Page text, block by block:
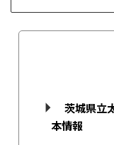
茨城県立
本情報